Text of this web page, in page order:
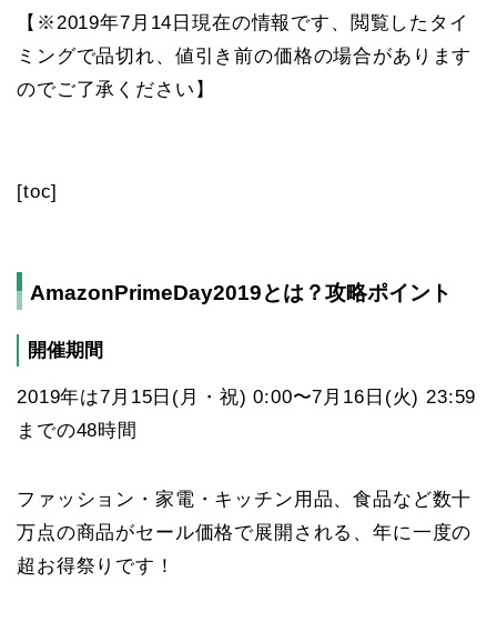
【※2019年7月14日現在の情報です、閲覧したタイ
ミングで品切れ、値引き前の価格の場合があります
のでご了承ください】
[toc]
AmazonPrimeDay2019とは？攻略ポイント
開催期間
2019年は7月15日(月・祝) 0:00〜7月16日(火) 23:59
までの48時間
ファッション・家電・キッチン用品、食品など数十
万点の商品がセール価格で展開される、年に一度の
超お得祭りです！